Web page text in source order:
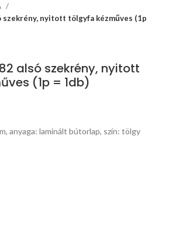
szekrény, nyitott tölgyfa kézműves (1p
alsó szekrény, nyitott
(1p = 1db)
anyaga: laminált bútorlap, szín: tölgy